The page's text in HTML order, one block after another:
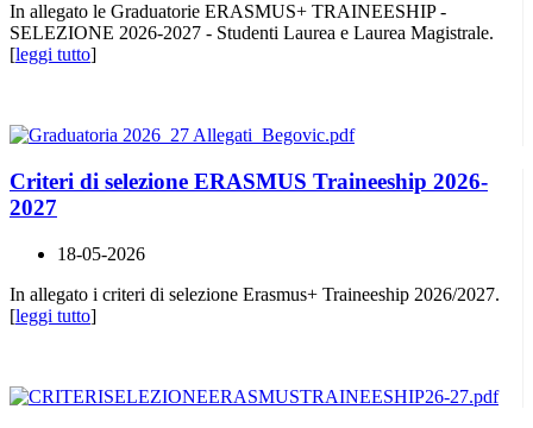
In allegato le Graduatorie ERASMUS+ TRAINEESHIP -
SELEZIONE 2026-2027 - Studenti Laurea e Laurea Magistrale.
[leggi tutto]
Criteri di selezione ERASMUS Traineeship 2026-
2027
18-05-2026
In allegato i criteri di selezione Erasmus+ Traineeship 2026/2027.
[leggi tutto]